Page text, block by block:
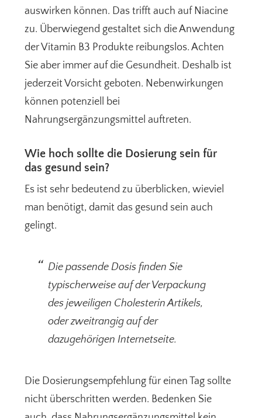
auswirken können. Das trifft auch auf Niacine
zu. Überwiegend gestaltet sich die Anwendung
der Vitamin B3 Produkte reibungslos. Achten
Sie aber immer auf die Gesundheit. Deshalb ist
jederzeit Vorsicht geboten. Nebenwirkungen
können potenziell bei
Nahrungsergänzungsmittel auftreten.
Wie hoch sollte die Dosierung sein für
das gesund sein?
Es ist sehr bedeutend zu überblicken, wieviel
man benötigt, damit das gesund sein auch
gelingt.
Die passende Dosis finden Sie
typischerweise auf der Verpackung
des jeweiligen Cholesterin Artikels,
oder zweitrangig auf der
dazugehörigen Internetseite.
Die Dosierungsempfehlung für einen Tag sollte
nicht überschritten werden. Bedenken Sie